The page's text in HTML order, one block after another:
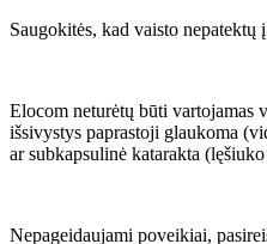
Saugokitės, kad vaisto nepatektų
Elocom neturėtų būti vartojamas
išsivystys paprastoji glaukoma
ar subkapsulinė katarakta
Nepageidaujami poveikiai,